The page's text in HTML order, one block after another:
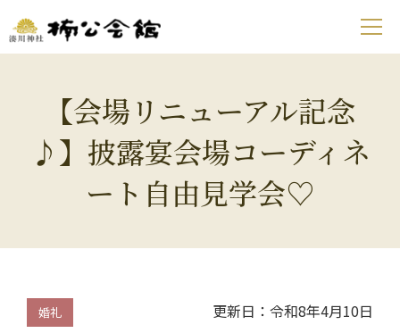
【会場リニューアル記念
♪】披露宴会場コーディネ
ート自由見学会♡
婚礼 更新日：令和8年4月10日